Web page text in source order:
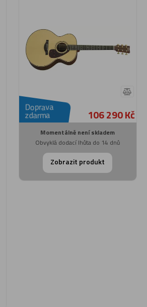
Doprava
zdarma 106 290 Kč
Momentálně není skladem
Obvyklá dodací lhůta do 14 dnů
Zobrazit produkt